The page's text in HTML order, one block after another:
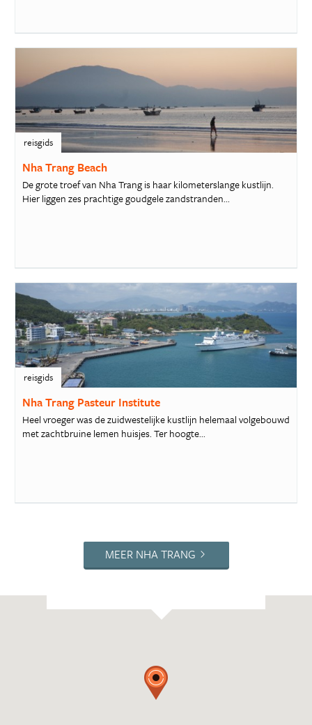
reisgids
Nha Trang Beach
De grote troef van Nha Trang is haar kilometerslange kustlijn.
Hier liggen zes prachtige goudgele zandstranden...
reisgids
Nha Trang Pasteur Institute
Heel vroeger was de zuidwestelijke kustlijn helemaal volgebouwd
met zachtbruine lemen huisjes. Ter hoogte...
MEER NHA TRANG